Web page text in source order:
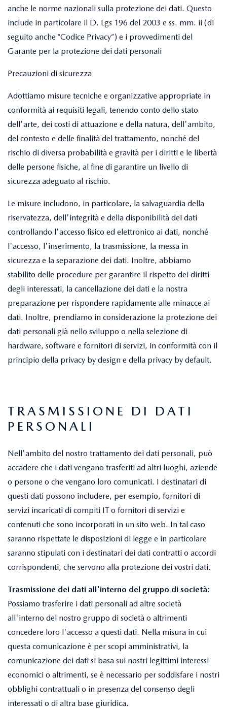
anche le norme nazionali sulla protezione dei dati. Questo
include in particolare il D. Lgs 196 del 2003 e ss. mm. ii (di
seguito anche “Codice Privacy”) e i provvedimenti del
Garante per la protezione dei dati personali
Precauzioni di sicurezza
Adottiamo misure tecniche e organizzative appropriate in
conformità ai requisiti legali, tenendo conto dello stato
dell'arte, dei costi di attuazione e della natura, dell'ambito,
del contesto e delle finalità del trattamento, nonché del
rischio di diversa probabilità e gravità per i diritti e le libertà
delle persone fisiche, al fine di garantire un livello di
sicurezza adeguato al rischio.
Le misure includono, in particolare, la salvaguardia della
riservatezza, dell'integrità e della disponibilità dei dati
controllando l'accesso fisico ed elettronico ai dati, nonché
l'accesso, l'inserimento, la trasmissione, la messa in
sicurezza e la separazione dei dati. Inoltre, abbiamo
stabilito delle procedure per garantire il rispetto dei diritti
degli interessati, la cancellazione dei dati e la nostra
preparazione per rispondere rapidamente alle minacce ai
dati. Inoltre, prendiamo in considerazione la protezione dei
dati personali già nello sviluppo o nella selezione di
hardware, software e fornitori di servizi, in conformità con il
principio della privacy by design e della privacy by default.
TRASMISSIONE DI DATI
PERSONALI
Nell'ambito del nostro trattamento dei dati personali, può
accadere che i dati vengano trasferiti ad altri luoghi, aziende
o persone o che vengano loro comunicati. I destinatari di
questi dati possono includere, per esempio, fornitori di
servizi incaricati di compiti IT o fornitori di servizi e
contenuti che sono incorporati in un sito web. In tal caso
saranno rispettate le disposizioni di legge e in particolare
saranno stipulati con i destinatari dei dati contratti o accordi
corrispondenti, che servono alla protezione dei vostri dati.
Trasmissione dei dati all'interno del gruppo di società:
Possiamo trasferire i dati personali ad altre società
all'interno del nostro gruppo di società o altrimenti
concedere loro l'accesso a questi dati. Nella misura in cui
questa comunicazione è per scopi amministrativi, la
comunicazione dei dati si basa sui nostri legittimi interessi
economici o altrimenti, se è necessario per soddisfare i nostri
obblighi contrattuali o in presenza del consenso degli
interessati o di altra base giuridica.